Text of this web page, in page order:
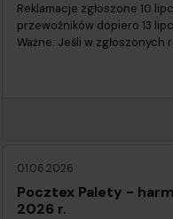
Reklamacje zgłoszone 10
przewoźników dopiero 13
Ważne: Jeśli w zgłoszonych
01.06.2026
Pocztex Palety -
2026 r.